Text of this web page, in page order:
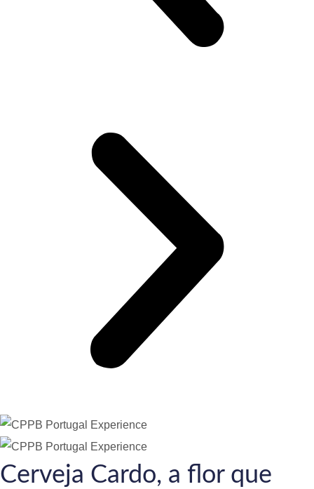
Cerveja Cardo, a flor que